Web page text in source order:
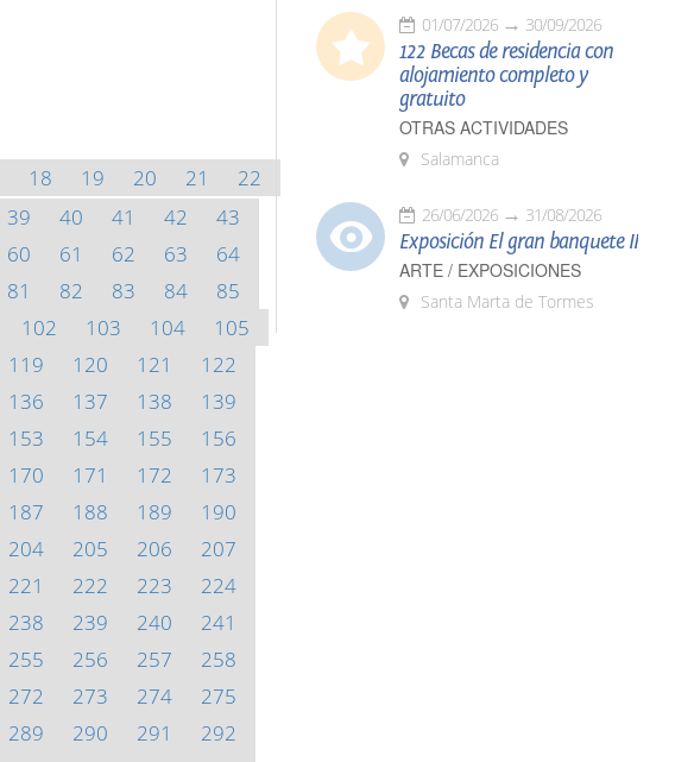
18 19 20 21
22
39 40 41 42
43
60 61 62 63
64
81 82 83 84
85
102 103 104
105
119 120 121
122
136 137 138
139
153 154 155
156
170 171 172
173
187 188 189
190
204 205 206
207
221 222 223
224
238 239 240
241
255 256 257
258
272 273 274
275
289 290 291
292
01/07/2026 30/09/2026
122 Becas de residencia con
alojamiento completo y
gratuito
OTRAS ACTIVIDADES
Salamanca
26/06/2026 31/08/2026
Exposición El gran banquete II
ARTE / EXPOSICIONES
Santa Marta de Tormes